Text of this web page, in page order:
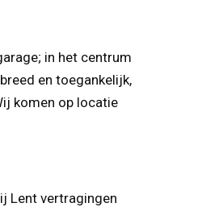
in het centrum
en toegankelijk,
komen op locatie
Lent vertragingen